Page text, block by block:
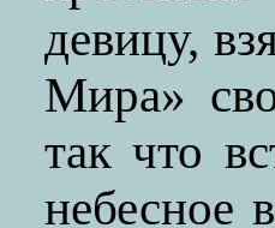
девицу,
Мира»
так что
небесное